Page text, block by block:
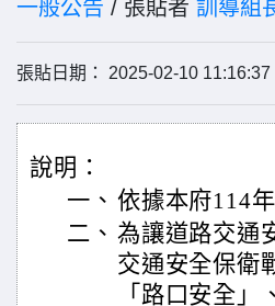
一般公告 / 張貼者 訓導組
張貼日期： 2025-02-10
說明：
一、 依據本府114
二、 為讓道路交通
交通安全保衛
「路口安全